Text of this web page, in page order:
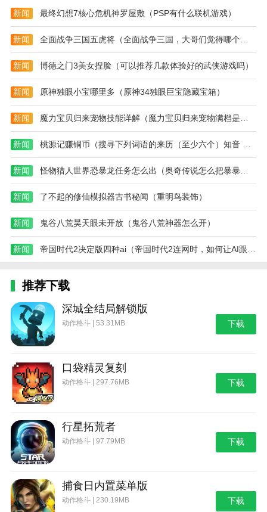
1.它可以让你在trust便签这个软件中轻松完成任务，有
效提高你的工作效率，更好的体现你的心情。
你心情愉快，认真对待日常工作。
3.有了这个软件，你可以在上面规划你的日常生活。如
果你学习或工作，你可以明智地安排你的时间。
新闻 最终幻想7核心危机神罗屋敷（PSP有什么联机游戏）
新闻 全面战争三国五虎将（全面战争三国，大哥们觉得哪个初始角色最厉害）
新闻 博德之门3美女捏脸（可以推荐几款体验好的武侠游戏吗）
新闻 原神独眼小宝哪里多（原神34独眼巨宝隐藏宝箱）
新闻
新闻
新闻
新闻 了不起的修仙模拟器古书秘闻（重明鸟装饰）
新闻 鬼谷八荒昊天眼未开放（鬼谷八荒神器怎么开）
新闻
推荐下载
深城全结局解锁版
动作格斗 | 53.31MB 下载
口袋精灵复刻
动作格斗 | 297.76MB 下载
行星拓荒者
动作格斗 | 97.79MB 下载
捕食日内置菜单版
动作格斗 | 230.19MB 下载